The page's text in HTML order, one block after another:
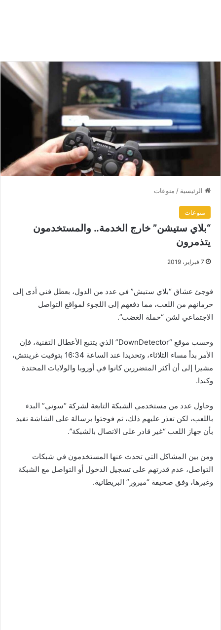
الرئيسية / منوعات
منوعات
“بلاي ستيشن” خارج الخدمة.. والمستخدمون
يتذمرون
7 فبراير، 2019
فوجئ عشاق “بلاي ستيش” في عدد من الدول، بعطل فني أدى إلى
حرمانهم من اللعب، مما دفعهم إلى اللجوء لمواقع التواصل
الاجتماعي لشن “حملة الغضب”.
وحسب موقع “DownDetector” الذي يتتبع الأعطال التقنية، فإن
الأمر بدأ مساء الثلاثاء، وتحديدا عند الساعة 16:34 بتوقيت غرينتش،
مشيرا إلى أن أكثر المتضررين كانوا في أوروبا والولايات المحتدة
وكندا.
وحاول عدد من مستخدمي الشبكة التابعة لشركة “سوني” البدء
باللعب، لكن تعذر عليهم ذلك، ثم فوجئوا برسالة على الشاشة تفيد
بأن جهاز اللعب “غير قادر على الاتصال بالشبكة”.
ومن بين المشاكل التي تحدث عنها المستخدمون في شبكات
التواصل، عدم قدرتهم على تسجيل الدخول أو التواصل مع الشبكة
وغيرها، وفق صحيفة “ميرور” البريطانية.